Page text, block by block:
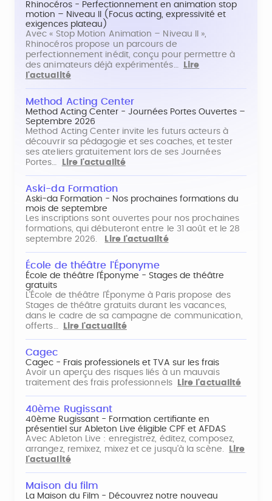
Rhinocéros - Perfectionnement en animation stop
motion – Niveau II (Focus acting, expressivité et
exigences plateau)
Avec « Stop Motion Animation – Niveau II »,
Rhinocéros propose un parcours de
perfectionnement inédit, conçu pour permettre à
des animateurs déjà expérimentés…
Lire
l'actualité
Method Acting Center
Method Acting Center - Journées Portes Ouvertes –
Septembre 2026
Method Acting Center invite les futurs acteurs à
découvrir sa pédagogie et ses coaches, et tester
ses ateliers gratuitement lors de ses Journées
Portes…
Lire l'actualité
Aski-da Formation
Aski-da Formation - Nos prochaines formations du
mois de septembre
Les inscriptions sont ouvertes pour nos prochaines
formations, qui débuteront entre le 31 août et le 28
septembre 2026.
Lire l'actualité
École de théâtre l'Éponyme
École de théâtre l'Éponyme - Stages de théâtre
gratuits
L'École de théâtre l'Éponyme à Paris propose des
Stages de théâtre gratuits durant les vacances,
dans le cadre de sa campagne de communication,
offerts…
Lire l'actualité
Cagec
Cagec - Frais professionels et TVA sur les frais
Avoir un aperçu des risques liés à un mauvais
traitement des frais professionnels
Lire l'actualité
40ème Rugissant
40ème Rugissant - Formation certifiante en
présentiel sur Ableton Live éligible CPF et AFDAS
Avec Ableton Live : enregistrez, éditez, composez,
arrangez, remixez, mixez et ce jusqu'à la scène.
Lire
l'actualité
Maison du film
La Maison du Film - Découvrez notre nouveau